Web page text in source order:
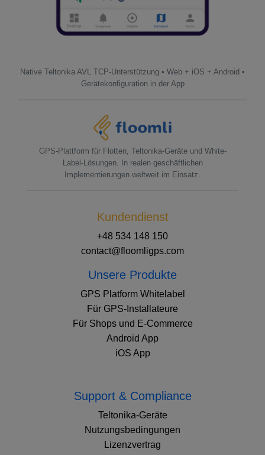
Native Teltonika AVL TCP-Unterstützung • Web + iOS + Android •
Gerätekonfiguration in der App
GPS-Plattform für Flotten, Teltonika-Geräte und White-
Label-Lösungen. In realen geschäftlichen
Implementierungen weltweit im Einsatz.
Kundendienst
+48 534 148 150
contact@floomligps.com
Unsere Produkte
GPS Platform Whitelabel
Für GPS-Installateure
Für Shops und E-Commerce
Android App
iOS App
Support & Compliance
Teltonika-Geräte
Nutzungsbedingungen
Lizenzvertrag